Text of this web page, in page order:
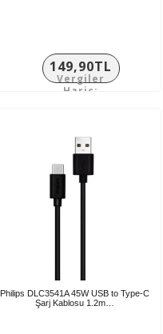
149,90TL
Vergiler
Hariç:
Philips DLC3541A 45W USB to Type-C
Şarj Kablosu 1.2m…